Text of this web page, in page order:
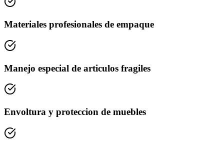
Materiales profesionales de empaque
Manejo especial de articulos fragiles
Envoltura y proteccion de muebles